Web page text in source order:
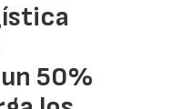
50%